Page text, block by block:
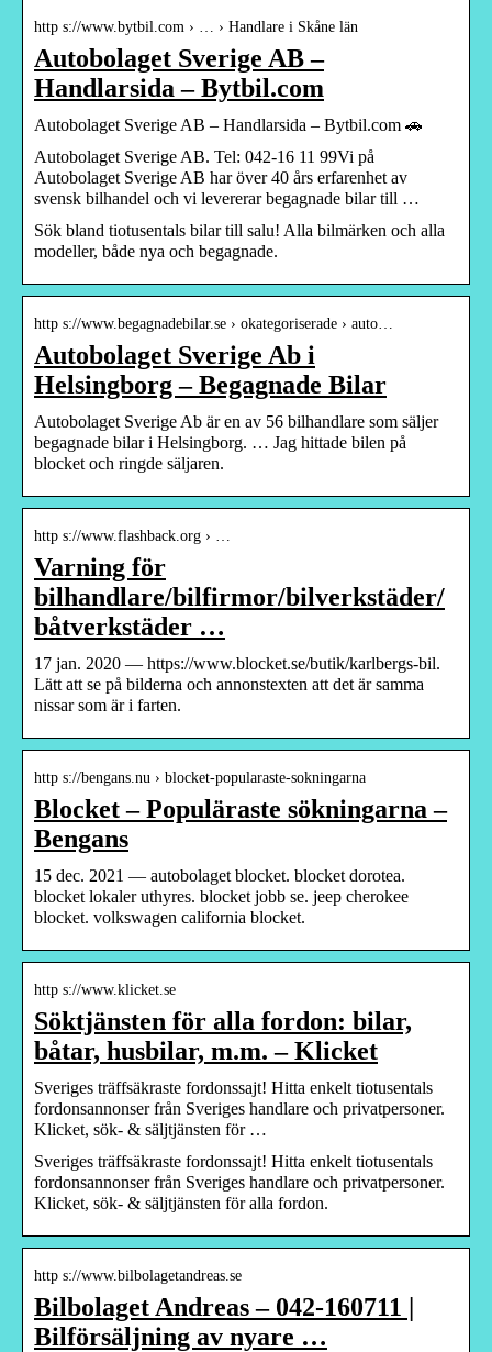
http s://www.bytbil.com › … › Handlare i Skåne län
Autobolaget Sverige AB –
Handlarsida – Bytbil.com
Autobolaget Sverige AB – Handlarsida – Bytbil.com 🚗
Autobolaget Sverige AB. Tel: 042-16 11 99Vi på
Autobolaget Sverige AB har över 40 års erfarenhet av
svensk bilhandel och vi levererar begagnade bilar till …
Sök bland tiotusentals bilar till salu! Alla bilmärken och alla
modeller, både nya och begagnade.
http s://www.begagnadebilar.se › okategoriserade › auto…
Autobolaget Sverige Ab i
Helsingborg – Begagnade Bilar
Autobolaget Sverige Ab är en av 56 bilhandlare som säljer
begagnade bilar i Helsingborg. … Jag hittade bilen på
blocket och ringde säljaren.
http s://www.flashback.org › …
Varning för
bilhandlare/bilfirmor/bilverkstäder/
båtverkstäder …
17 jan. 2020 — https://www.blocket.se/butik/karlbergs-bil.
Lätt att se på bilderna och annonstexten att det är samma
nissar som är i farten.
http s://bengans.nu › blocket-popularaste-sokningarna
Blocket – Populäraste sökningarna –
Bengans
15 dec. 2021 — autobolaget blocket. blocket dorotea.
blocket lokaler uthyres. blocket jobb se. jeep cherokee
blocket. volkswagen california blocket.
http s://www.klicket.se
Söktjänsten för alla fordon: bilar,
båtar, husbilar, m.m. – Klicket
Sveriges träffsäkraste fordonssajt! Hitta enkelt tiotusentals
fordonsannonser från Sveriges handlare och privatpersoner.
Klicket, sök- & säljtjänsten för …
Sveriges träffsäkraste fordonssajt! Hitta enkelt tiotusentals
fordonsannonser från Sveriges handlare och privatpersoner.
Klicket, sök- & säljtjänsten för alla fordon.
http s://www.bilbolagetandreas.se
Bilbolaget Andreas – 042-160711 |
Bilförsäljning av nyare …